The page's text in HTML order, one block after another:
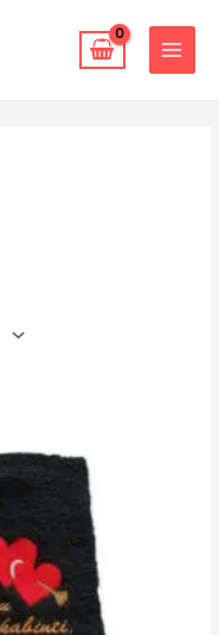
MAIN
MENU